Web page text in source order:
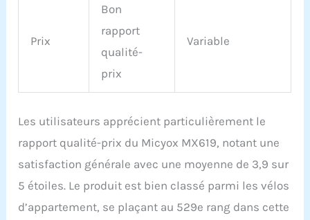
Prix
Bon
rapport
qualité-
prix
Variable
Les utilisateurs apprécient particulièrement le
rapport qualité-prix du Micyox MX619, notant une
satisfaction générale avec une moyenne de 3,9 sur
5 étoiles. Le produit est bien classé parmi les vélos
d’appartement, se plaçant au 529e rang dans cette